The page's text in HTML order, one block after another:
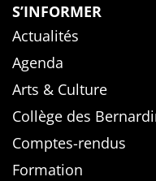
S’INFORMER
Actualités
Agenda
Arts & Culture
Collège des
Comptes-rendus
Formation